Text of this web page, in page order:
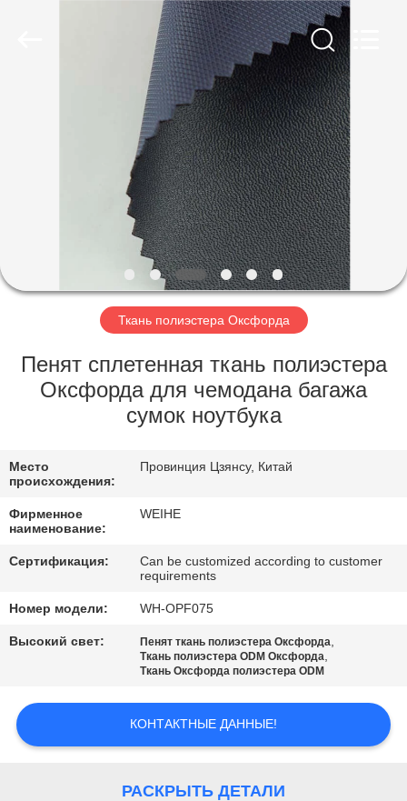
ПРОДУКТЫ
ПУТЕШЕСТВИЕ
ФАБРИКИ
ПРОВЕРКА
КАЧЕСТВА
СВЯЖИТЕСЬ
МЫ
СПРОСИТЕ
КАРТА
PRIVACY
Ткань полиэстера Оксфорда
Пенят сплетенная ткань полиэстера
Оксфорда для чемодана багажа
сумок ноутбука
Место
происхождения:
Провинция Цзянсу, Китай
Фирменное
наименование:
WEIHE
Сертификация:
Can be customized according to customer
requirements
Номер модели: WH-OPF075
Высокий свет: Пенят ткань полиэстера Оксфорда,
Ткань полиэстера ODM Оксфорда,
Ткань Оксфорда полиэстера ODM
КОНТАКТНЫЕ ДАННЫЕ!
РАСКРЫТЬ ДЕТАЛИ